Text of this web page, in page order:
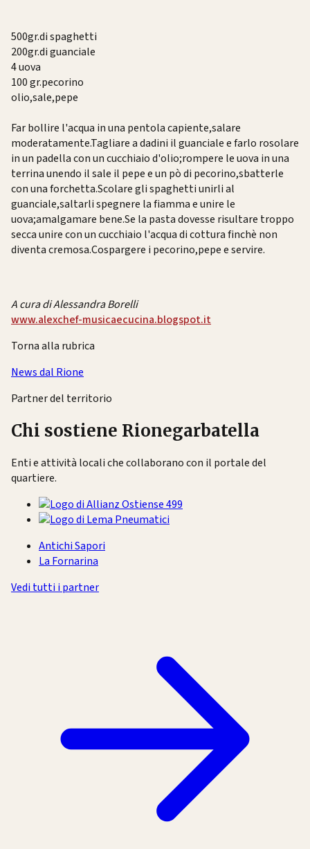
500gr.di spaghetti
200gr.di guanciale
4 uova
100 gr.pecorino
olio,sale,pepe
Far bollire l'acqua in una pentola capiente,salare
moderatamente.Tagliare a dadini il guanciale e farlo rosolare
in un padella con un cucchiaio d'olio;rompere le uova in una
terrina unendo il sale il pepe e un pò di pecorino,sbatterle
con una forchetta.Scolare gli spaghetti unirli al
guanciale,saltarli spegnere la fiamma e unire le
uova;amalgamare bene.Se la pasta dovesse risultare troppo
secca unire con un cucchiaio l'acqua di cottura finchè non
diventa cremosa.Cospargere i pecorino,pepe e servire.
A cura di Alessandra Borelli
www.alexchef-musicaecucina.blogspot.it
Torna alla rubrica
News dal Rione
Partner del territorio
Chi sostiene Rionegarbatella
Enti e attività locali che collaborano con il portale del
quartiere.
Antichi Sapori
La Fornarina
Vedi tutti i partner